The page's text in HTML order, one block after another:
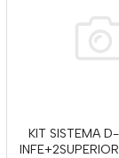
KIT SISTEMA